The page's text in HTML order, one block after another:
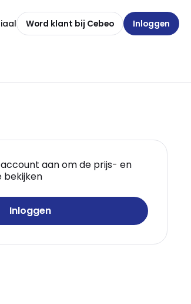
Word klant bij Cebeo Inloggen
aan om de prijs- en
Inloggen